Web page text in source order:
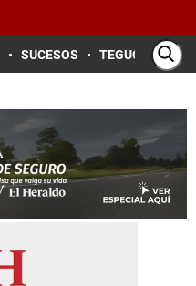
SUCESOS TEGUCIGALPA